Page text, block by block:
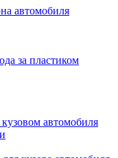
автомобиля
за пластиком
кузовом автомобиля